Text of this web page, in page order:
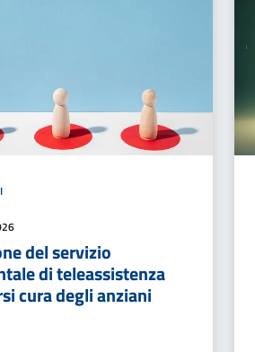
del servizio
di teleassistenza
cura degli anziani